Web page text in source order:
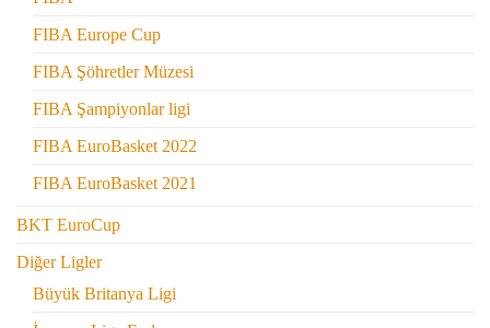
FIBA Europe Cup
FIBA Şöhretler Müzesi
FIBA Şampiyonlar ligi
FIBA EuroBasket 2022
FIBA EuroBasket 2021
BKT EuroCup
Diğer Ligler
Büyük Britanya Ligi